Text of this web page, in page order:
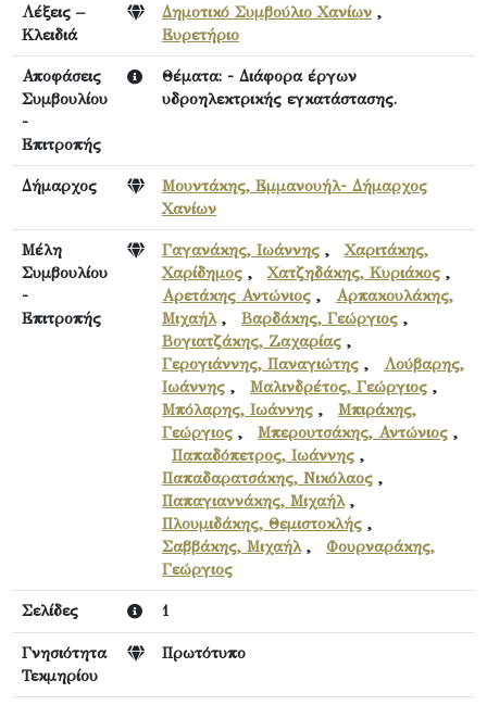
Λέξεις –
Κλειδιά
Δημοτικό Συμβούλιο Χανίων ,
Ευρετήριο
Αποφάσεις
Συμβουλίου
-
Επιτροπής
Θέματα: - Διάφορα έργων
υδροηλεκτρικής εγκατάστασης.
Δήμαρχος
Μουντάκης, Εμμανουήλ- Δήμαρχος
Χανίων
Μέλη
Συμβουλίου
-
Επιτροπής
Γαγανάκης, Ιωάννης ,Χαριτάκης,
Χαρίδημος ,Χατζηδάκης, Κυριάκος ,
Αρετάκης Αντώνιος , Αρπακουλάκης,
Μιχαήλ, Βαρδάκης, Γεώργιος ,
Βογιατζάκης, Ζαχαρίας ,
Γερογιάννης, Παναγιώτης , Λούβαρης,
Ιωάννης , Μαλινδρέτος, Γεώργιος ,
Μπόλαρης, Ιωάννης , Μπιράκης,
Γεώργιος , Μπερουτσάκης, Αντώνιος ,
Παπαδόπετρος, Ιωάννης ,
Παπαδαρατσάκης, Νικόλαος ,
Παπαγιαννάκης, Μιχαήλ,
Πλουμιδάκης, Θεμιστοκλής ,
Σαββάκης, Μιχαήλ, Φουρναράκης,
Γεώργιος
Σελίδες 1
Γνησιότητα
Τεκμηρίου
Πρωτότυπο